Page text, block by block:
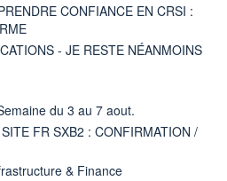
CONFIANCE EN CRSI :
- JE RESTE NÉANMOINS
du 3 au 7 aout.
FR SXB2 : CONFIRMATION /
& Finance